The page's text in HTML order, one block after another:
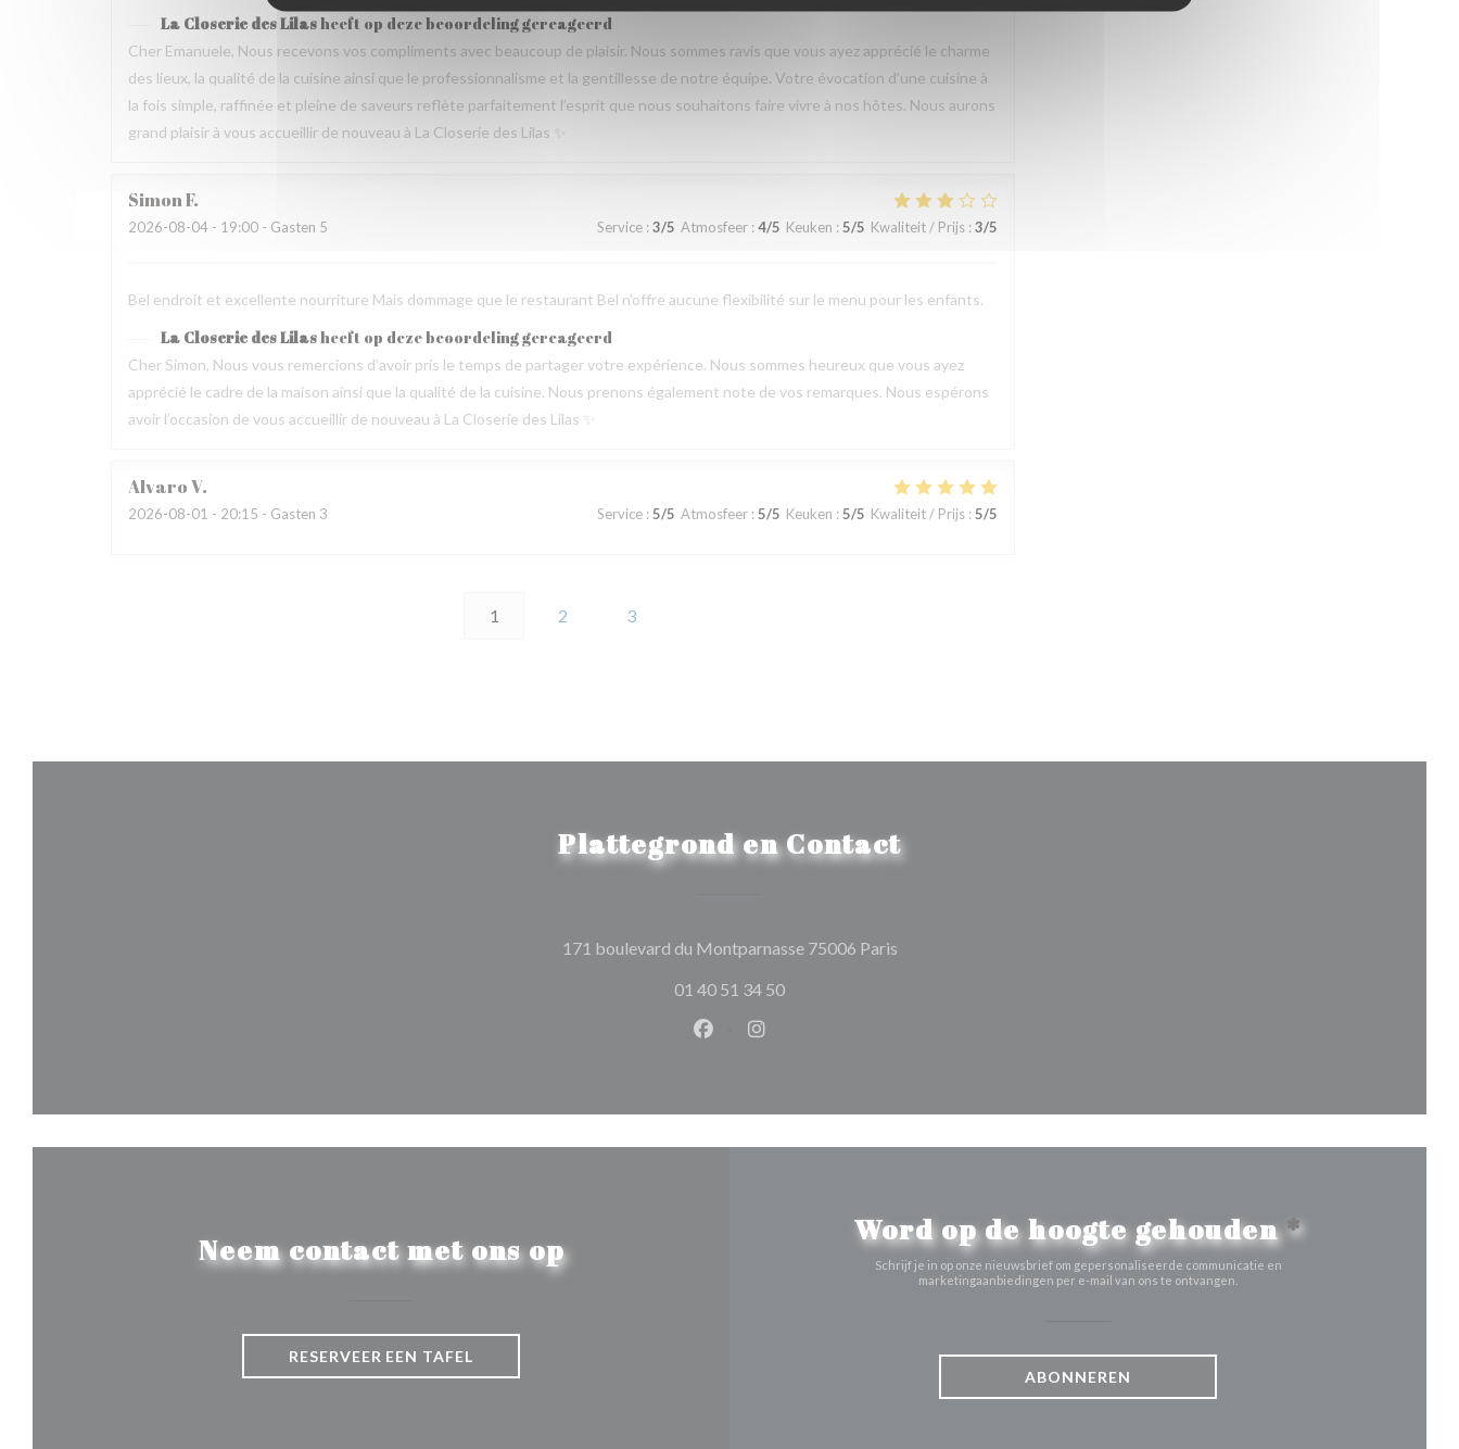
La Closerie des Lilas heeft op deze beoordeling gereageerd
Cher Emanuele, Nous recevons vos compliments avec beaucoup de plaisir. Nous sommes ravis que vous ayez apprécié le charme
des lieux, la qualité de la cuisine ainsi que le professionnalisme et la gentillesse de notre équipe. Votre évocation d’une cuisine à
la fois simple, raffinée et pleine de saveurs reflète parfaitement l’esprit que nous souhaitons faire vivre à nos hôtes. Nous aurons
grand plaisir à vous accueillir de nouveau à La Closerie des Lilas ✨
SimonF
2026-08-04 - 19:00 - Gasten 5 Service: 3/5 Atmosfeer: 4/5 Keuken : 5/5 Kwaliteit / Prijs: 3/5
Bel endroit et excellente nourriture Mais dommage que le restaurant Bel n’offre aucune flexibilité sur le menu pour les enfants.
La Closerie des Lilasheeft op deze beoordeling gereageerd
Cher Simon, Nous vous remercions d’avoir pris le temps de partager votre expérience. Nous sommes heureux que vous ayez
apprécié le cadre de la maison ainsi que la qualité de la cuisine. Nous prenons également note de vos remarques. Nous espérons
avoir l’occasion de vous accueillir de nouveau à La Closerie des Lilas ✨
AlvaroV
2026-08-01 - 20:15 - Gasten 3 Service: 5/5 Atmosfeer: 5/5 Keuken : 5/5 Kwaliteit / Prijs: 5/5
1 2 3
Plattegrond en Contact
171 boulevard du Montparnasse 75006 Paris((opent in een nieuw venster))
01 40 51 34 50
Facebook ((opent in een nieuw venster))
Instagram ((opent in een nieuw venster))
Neem contact met ons op
RESERVEER EEN TAFEL
Word op de hoogte gehouden*
Schrijf je in op onze nieuwsbrief om gepersonaliseerde communicatie en
marketingaanbiedingen per e-mail van ons te ontvangen.
ABONNEREN